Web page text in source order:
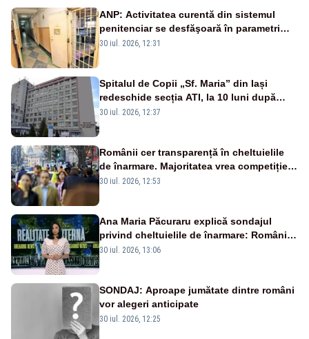
ANP: Activitatea curentă din sistemul
penitenciar se desfăşoară în parametri
normali
30 iul. 2026, 12:31
Spitalul de Copii „Sf. Maria” din Iași
redeschide secția ATI, la 10 luni după
moartea a 7 copii
30 iul. 2026, 12:37
Românii cer transparență în cheltuielile
de înarmare. Majoritatea vrea competiție
reală și industrie locală – SONDAJ
30 iul. 2026, 12:53
Ana Maria Păcuraru explică sondajul
privind cheltuielile de înarmare: Românii
cer transparență în achiziții și un echilibru
30 iul. 2026, 13:06
SONDAJ: Aproape jumătate dintre români
vor alegeri anticipate
30 iul. 2026, 12:25